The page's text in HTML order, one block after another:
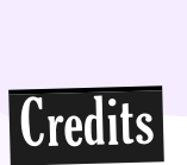
Credits